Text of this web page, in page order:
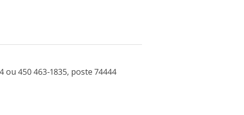
ou 450 463-1835, poste 74444